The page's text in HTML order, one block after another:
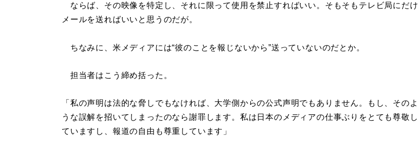
ならば、その映像を特定し、それに限って使用を禁止すればいい。そもそもテレビ局にだけ
メールを送ればいいと思うのだが。
ちなみに、米メディアには“彼のことを報じないから”送っていないのだとか。
担当者はこう締め括った。
「私の声明は法的な脅しでもなければ、大学側からの公式声明でもありません。もし、そのよ
うな誤解を招いてしまったのなら謝罪します。私は日本のメディアの仕事ぶりをとても尊敬し
ていますし、報道の自由も尊重しています」